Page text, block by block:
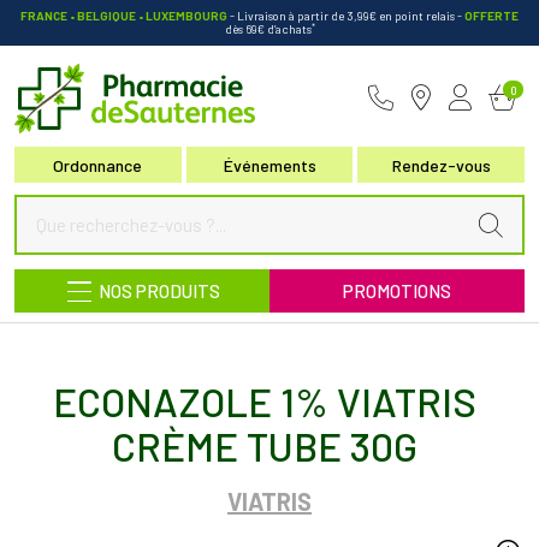
FRANCE • BELGIQUE • LUXEMBOURG - Livraison à partir de 3,99€ en point relais-OFFERTE
dès 69€ d’achats*
Ordonnance Événements Rendez-vous
0
NOS PRODUITS PROMOTIONS
ECONAZOLE 1% VIATRIS
CRÈME TUBE 30G
VIATRIS